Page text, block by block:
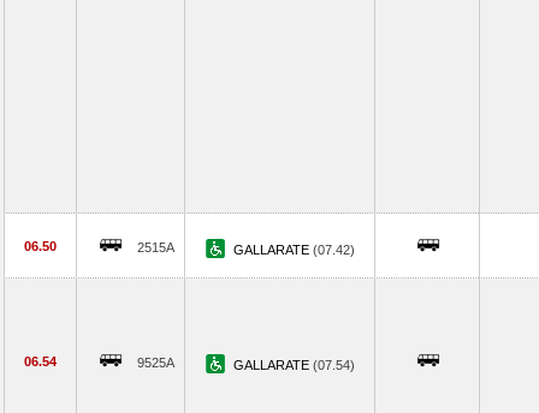
06.50 2515A GALLARATE (07.42)
06.54 9525A GALLARATE (07.54)